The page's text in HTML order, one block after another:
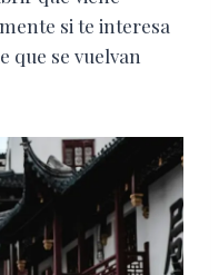
si te interesa
que se vuelvan